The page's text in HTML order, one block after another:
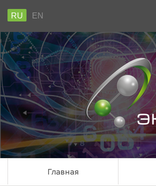
RU EN
Главная